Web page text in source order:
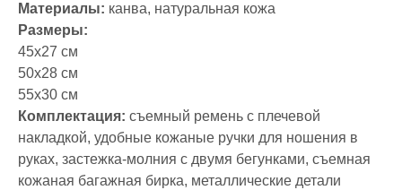
Материалы: канва, натуральная кожа
Размеры:
45х27 см
50х28 см
55х30 см
Комплектация: съемный ремень с плечевой
накладкой, удобные кожаные ручки для ношения в
руках, застежка-молния с двумя бегунками, съемная
кожаная багажная бирка, металлические детали